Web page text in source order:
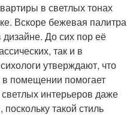
в светлых тонах
Вскоре бежевая палитра
До сих пор её
так и в
утверждают, что
помещении помогает
интерьеров даже
такой стиль